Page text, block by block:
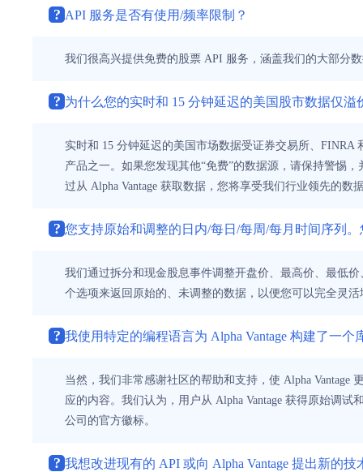
? API 服务是否有使用/频率限制？
我们很高兴提供免费的股票 API 服务，涵盖我们的大部分
? 为什么您的实时和 15 分钟延迟的美国股市数据仅
实时和 15 分钟延迟的美国市场数据受证券交易所、
产品之一。如果您发现其他“免费”的数据源，请保持警惕
过从 Alpha Vantage 获取数据，您将享受我们行业领先的
? 您支持原始和调整的日内/每日/每周/每月时间序列
我们通过拆分和现金股息事件调整开盘价、最高价、最低
个选项来返回原始的、未调整的数据，以便您可以完全灵
? 我使用特定的编程语言为 Alpha Vantage 构建了一
当然，我们非常感谢社区的帮助和支持，使 Alpha
应的内容。我们认为，用户从 Alpha Vantage 获得原始调
公司的官方徽标。
? 我想改进现有的 API 或向 Alpha Vantage 提出新的